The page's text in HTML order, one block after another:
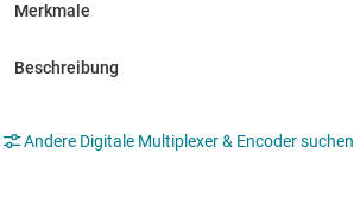
Andere Digitale Multiplexer & Encoder suchen